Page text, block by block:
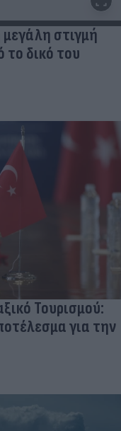
στιγμή
το δικό του
Τουρισμού:
για την